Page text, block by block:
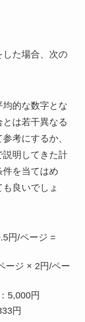
た場合、次の
的な数字とな
は若干異なる
考にするか、
明してきた計
を当てはめ
良いでしょ
円/ページ =
ージ × 2円/ペー
5,000円
円